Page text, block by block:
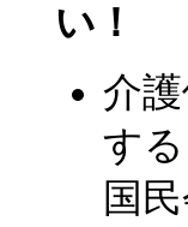
い！
介
す
国